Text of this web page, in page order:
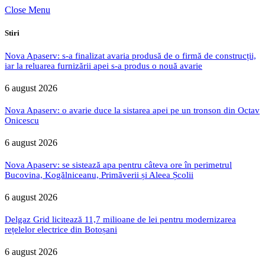
Close Menu
Stiri
Nova Apaserv: s-a finalizat avaria produsă de o firmă de construcții,
iar la reluarea furnizării apei s-a produs o nouă avarie
6 august 2026
Nova Apaserv: o avarie duce la sistarea apei pe un tronson din Octav
Onicescu
6 august 2026
Nova Apaserv: se sistează apa pentru câteva ore în perimetrul
Bucovina, Kogălniceanu, Primăverii și Aleea Școlii
6 august 2026
Delgaz Grid licitează 11,7 milioane de lei pentru modernizarea
rețelelor electrice din Botoșani
6 august 2026